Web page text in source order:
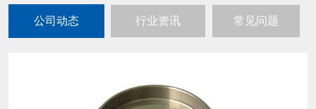
公司动态 行业资讯 常见问题